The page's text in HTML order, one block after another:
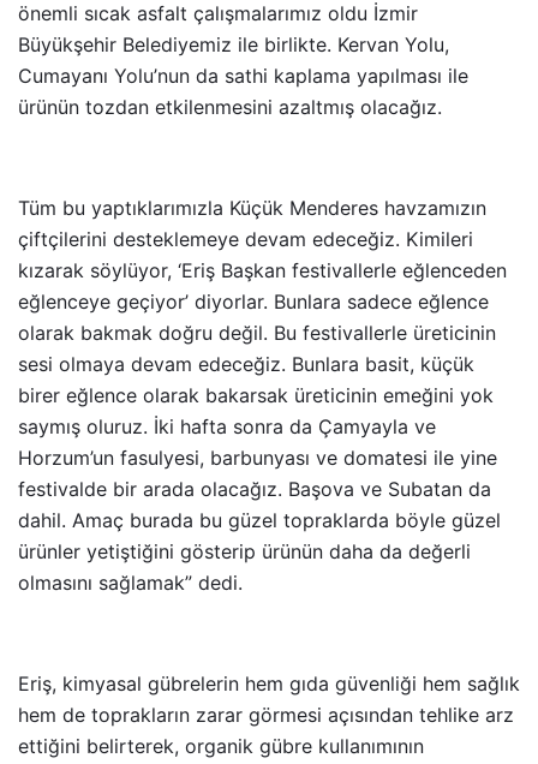
önemli sıcak asfalt çalışmalarımız oldu İzmir
Büyükşehir Belediyemiz ile birlikte. Kervan Yolu,
Cumayanı Yolu’nun da sathi kaplama yapılması ile
ürünün tozdan etkilenmesini azaltmış olacağız.
Tüm bu yaptıklarımızla Küçük Menderes havzamızın
çiftçilerini desteklemeye devam edeceğiz. Kimileri
kızarak söylüyor, ‘Eriş Başkan festivallerle eğlenceden
eğlenceye geçiyor’ diyorlar. Bunlara sadece eğlence
olarak bakmak doğru değil. Bu festivallerle üreticinin
sesi olmaya devam edeceğiz. Bunlara basit, küçük
birer eğlence olarak bakarsak üreticinin emeğini yok
saymış oluruz. İki hafta sonra da Çamyayla ve
Horzum’un fasulyesi, barbunyası ve domatesi ile yine
festivalde bir arada olacağız. Başova ve Subatan da
dahil. Amaç burada bu güzel topraklarda böyle güzel
ürünler yetiştiğini gösterip ürünün daha da değerli
olmasını sağlamak” dedi.
Eriş, kimyasal gübrelerin hem gıda güvenliği hem sağlık
hem de toprakların zarar görmesi açısından tehlike arz
ettiğini belirterek, organik gübre kullanımının